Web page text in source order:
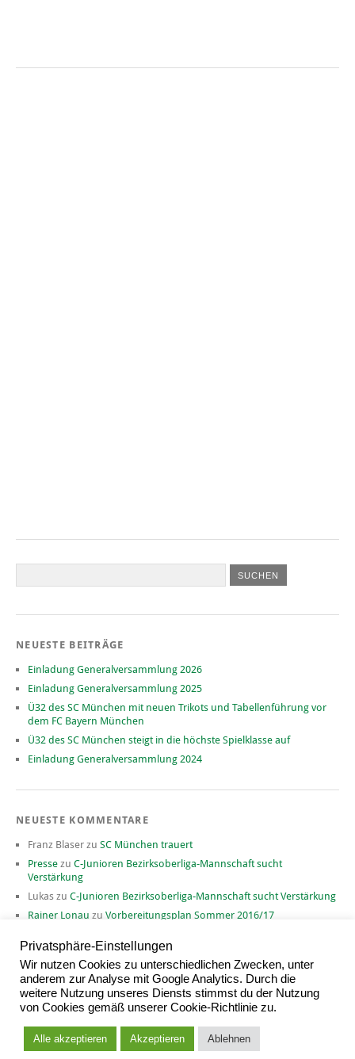
NEUESTE BEITRÄGE
Einladung Generalversammlung 2026
Einladung Generalversammlung 2025
Ü32 des SC München mit neuen Trikots und Tabellenführung vor
dem FC Bayern München
Ü32 des SC München steigt in die höchste Spielklasse auf
Einladung Generalversammlung 2024
NEUESTE KOMMENTARE
Franz Blaser zu SC München trauert
Presse zu C-Junioren Bezirksoberliga-Mannschaft sucht
Verstärkung
Lukas zu C-Junioren Bezirksoberliga-Mannschaft sucht Verstärkung
Rainer Lonau zu Vorbereitungsplan Sommer 2016/17
ARCHIV
Privatsphäre-Einstellungen
Wir nutzen Cookies zu unterschiedlichen Zwecken, unter
anderem zur Analyse mit Google Analytics. Durch die
weitere Nutzung unseres Diensts stimmst du der Nutzung
von Cookies gemäß unserer Cookie-Richtlinie zu.
Alle akzeptieren Akzeptieren Ablehnen